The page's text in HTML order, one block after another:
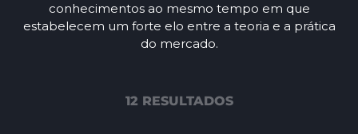
conhecimentos ao mesmo tempo em que
estabelecem um forte elo entre a teoria e a prática
do mercado.
12 RESULTADOS